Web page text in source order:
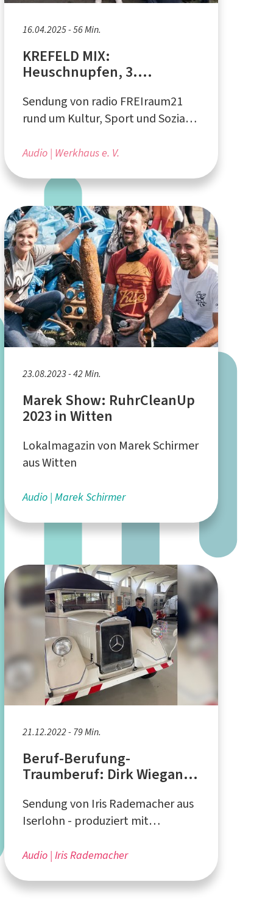
16.04.2025 - 56 Min.
KREFELD MIX:
Heuschnupfen, 3.
youngcaritas
Sendung von radio FREIraum21
rund um Kultur, Sport und Soziales
Audio Werkhaus e. V.
23.08.2023 - 42 Min.
Marek Show: RuhrCleanUp
2023 in Witten
Lokalmagazin von Marek Schirmer
aus Witten
Audio Marek Schirmer
21.12.2022 - 79 Min.
Beruf-Berufung-
Traumberuf: Dirk Wiegand,
Iserlohn
Sendung von Iris Rademacher aus
Iserlohn - produziert mit
Lokalfunk Iserlohn (FÖLOK) e.V.
Audio Iris Rademacher